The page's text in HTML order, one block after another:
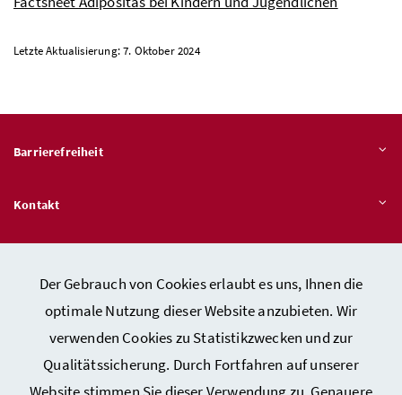
Der Gebrauch von Cookies erlaubt es uns, Ihnen die
optimale Nutzung dieser Website anzubieten. Wir
verwenden Cookies zu Statistikzwecken und zur
Qualitätssicherung. Durch Fortfahren auf unserer
Letzte Aktualisierung: 7. Oktober 2024
Barrierefreiheit
Kontakt
Hinweisgeber:innen – Stelle für Rechtsverletzungen